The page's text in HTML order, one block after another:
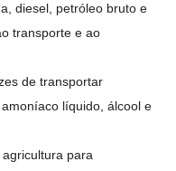
diesel, petróleo bruto e
transporte e ao
de transportar
líquido, álcool e
para